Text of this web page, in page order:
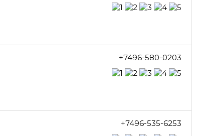
+7496-580-0203
+7496-535-6253